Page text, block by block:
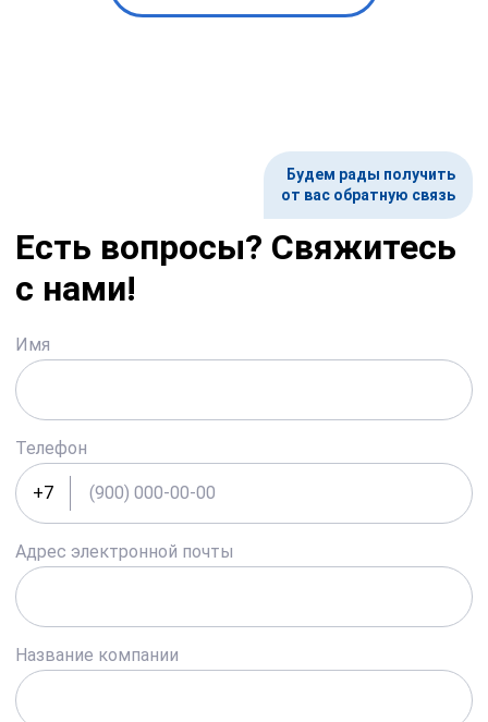
Будем рады получить
от вас обратную связь
Есть вопросы? Свяжитесь
с нами!
Имя
Телефон
+7
Адрес электронной почты
Название компании